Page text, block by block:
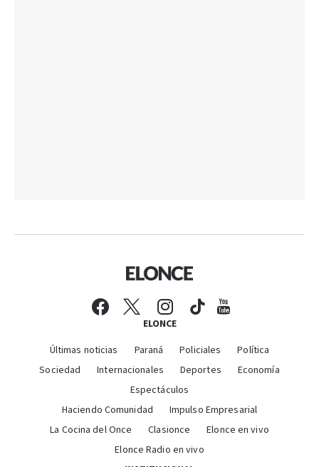
ELONCE
Últimas noticias Paraná Policiales
Política
Sociedad
Internacionales Deportes
Economía
Espectáculos
Haciendo Comunidad
Impulso Empresarial
La Cocina del Once
Clasionce
Elonce en vivo
Elonce Radio en vivo